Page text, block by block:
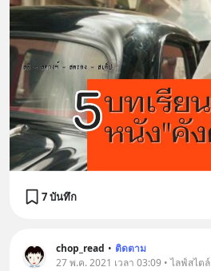
7 บันทึก
chop_read • ติดตาม
27 พ.ค. 2021 เวลา 03:09 • ไลฟ์สไตล์